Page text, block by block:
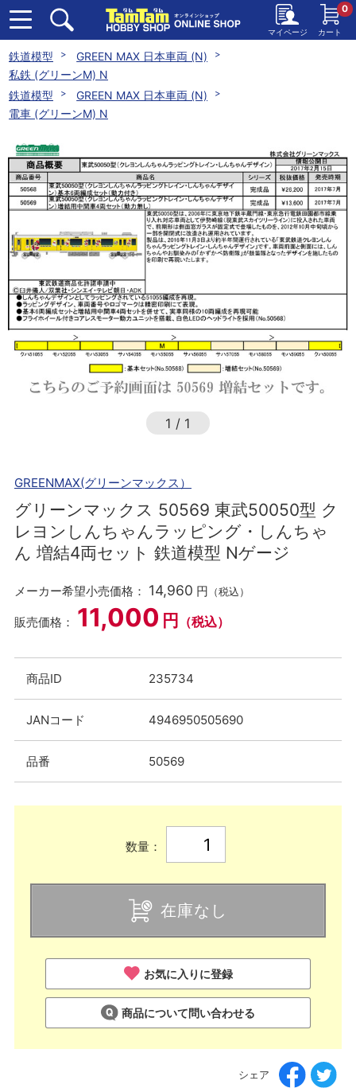
マイページ カート
0
鉄道模型
GREEN MAX 日本車両 (N)
私鉄 (グリーンM) N
鉄道模型
GREEN MAX 日本車両 (N)
電車 (グリーンM) N
1 / 1
GREENMAX(グリーンマックス）
グリーンマックス 50569 東武50050型 ク
レヨンしんちゃんラッピング・しんちゃ
ん 増結4両セット 鉄道模型 Nゲージ
メーカー希望小売価格： 14,960 円 （税込）
販売価格： 11,000 円 （税込）
商品ID 235734
JANコード 4946950505690
品番 50569
数量：
在庫なし
お気に入りに登録
商品について問い合わせる
シェア